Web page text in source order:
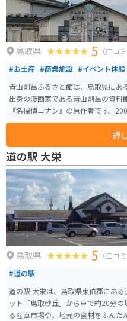
鳥取県 5 （口コ
#お土産 #商業施設 #イベント体験
青山剛昌ふるさと館は、鳥取県に
出身の漫画家である青山剛昌の資料
『名探偵コナン』の原作者です。
山剛昌の作品世界を深く知ることが
山剛昌の作品に関する原画や資料
ることができます。イベントも多々
ここ限定のグッズも販売されており
いスポットです 施設は道の駅大栄に隣接しており、アクセスも便利です。営
業時間は9:30から17:30までで、年
700円、中学生・高校生500円です。
詳
道の駅 大栄
鳥取県 5 （口コ
#道の駅
道の駅 大栄は、鳥取県東伯郡にあ
ット「鳥取砂丘」から車で約20分
る産直市場や、地元の食材をふんだ